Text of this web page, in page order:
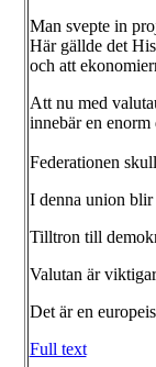
Man svepte in
Här gällde det
och att
Att nu med
innebär en
Federationen
I denna union
Tilltron till
Valutan är
Det är en
Full text